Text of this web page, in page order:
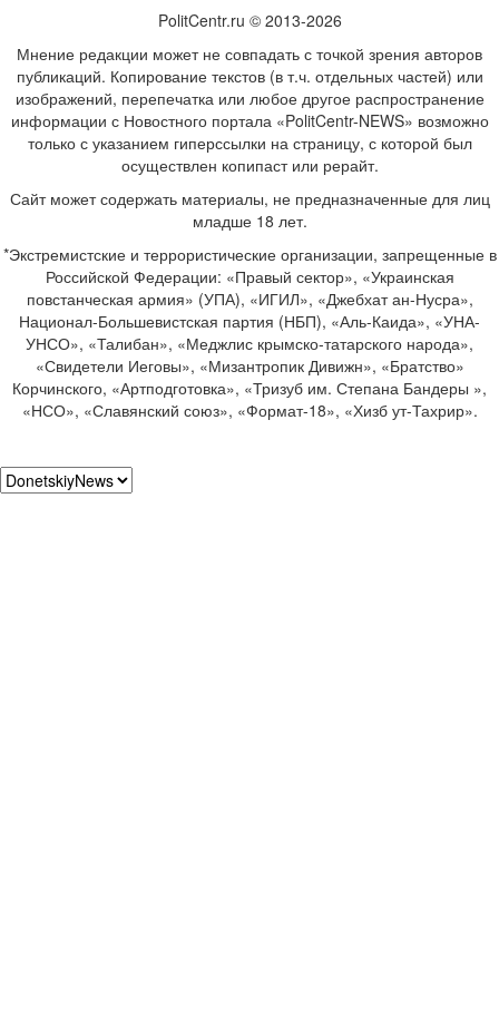
PolitCentr.ru © 2013-2026
Мнение редакции может не совпадать с точкой зрения авторов
публикаций. Копирование текстов (в т.ч. отдельных частей) или
изображений, перепечатка или любое другое распространение
информации с Новостного портала «PolitCentr-NEWS» возможно
только с указанием гиперссылки на страницу, с которой был
осуществлен копипаст или рерайт.
Сайт может содержать материалы, не предназначенные для лиц
младше 18 лет.
*Экстремистские и террористические организации, запрещенные в
Российской Федерации: «Правый сектор», «Украинская
повстанческая армия» (УПА), «ИГИЛ», «Джебхат ан-Нусра»,
Национал-Большевистская партия (НБП), «Аль-Каида», «УНА-
УНСО», «Талибан», «Меджлис крымско-татарского народа»,
«Свидетели Иеговы», «Мизантропик Дивижн», «Братство»
Корчинского, «Артподготовка», «Тризуб им. Степана Бандеры »,
«НСО», «Славянский союз», «Формат-18», «Хизб ут-Тахрир».